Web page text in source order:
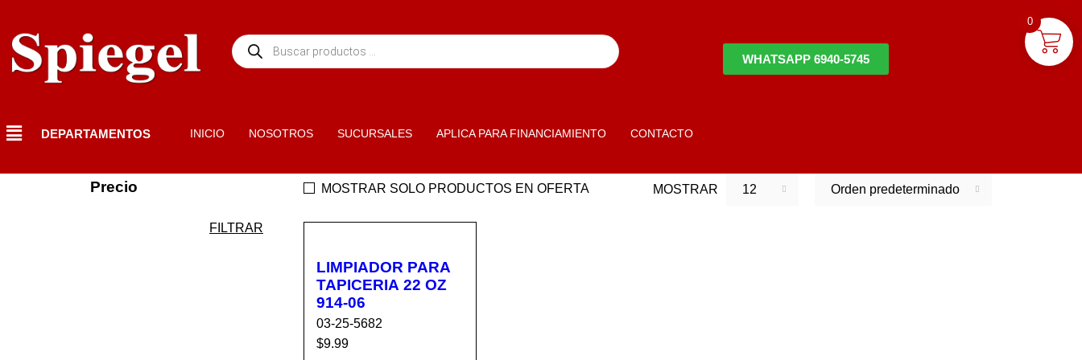
WHATSAPP 6940-5745
DEPARTAMENTOS INICIO NOSOTROS SUCURSALES APLICA PARA FINANCIAMIENTO CONTACTO
Precio
FILTRAR
Orden predeterminado
MOSTRAR 12
MOSTRAR SOLO PRODUCTOS EN OFERTA
LIMPIADOR PARA
TAPICERIA 22 OZ
914-06
03-25-5682
$9.99
0